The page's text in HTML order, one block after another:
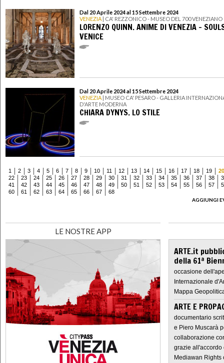
Dal 20 Aprile 2024 al 15 Settembre 2024
VENEZIA | CA' REZZONICO - MUSEO DEL 700 VENEZIANO
LORENZO QUINN. ANIME DI VENEZIA –
VENICE
Dal 20 Aprile 2024 al 15 Settembre 2024
VENEZIA | MUSEO CA' PESARO - GALLERIA
D'ARTE MODERNA
CHIARA DYNYS. LO STILE
1 2 3 4 5 6 7 8 9 10 11 12 13 14 15 16 17 18 19
20
22
23 24 25 26 27 28 29 30 31 32 33 34 35 36 37 38
41
42 43 44 45 46 47 48 49 50 51 52 53 54 55 56 57
60
61 62 63 64 65 66 67
68
AGGIUNGI
LE NOSTRE APP
ARTE.it
della 61ª
occasione
Internazionale
Mappa
ARTE E
documentario
e Piero Muscarà
collaborazione
grazie all'accordo
Mediawan Rights